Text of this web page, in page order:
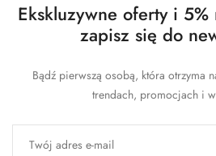
Ekskluzywne oferty i
zapisz się do
Bądź pierwszą osobą, która otrzyma
trendach, promocjach i